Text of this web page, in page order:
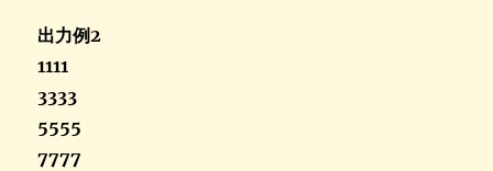
出力例2
1111
3333
5555
7777